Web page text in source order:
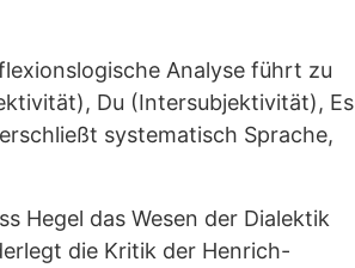
Analyse führt zu
Du (Intersubjektivität), Es
systematisch Sprache,
Hegel das Wesen der Dialektik
die Kritik der Henrich-